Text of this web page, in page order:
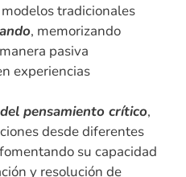
tradicionales
, memorizando
pasiva
experiencias
pensamiento crítico,
desde diferentes
su capacidad
y resolución de